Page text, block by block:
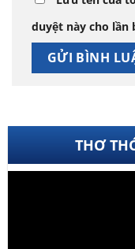
duyệt này cho lần
THƠ